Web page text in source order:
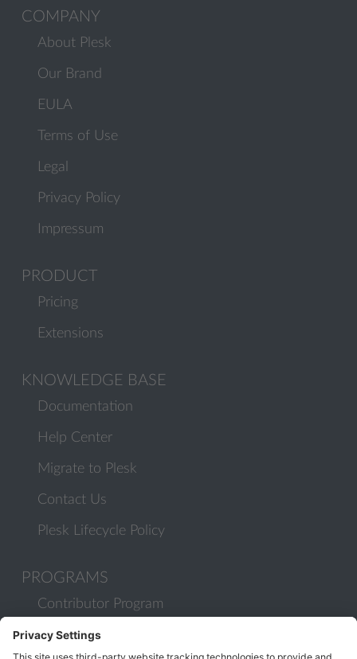
COMPANY
About Plesk
Our Brand
EULA
Terms of Use
Legal
Privacy Policy
Impressum
PRODUCT
Pricing
Extensions
KNOWLEDGE BASE
Documentation
Help Center
Migrate to Plesk
Contact Us
Plesk Lifecycle Policy
PROGRAMS
Contributor Program
Partner Program